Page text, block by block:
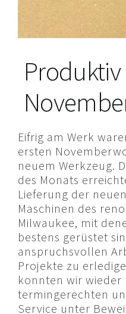
Eifrig am Werk
ersten
neuem Werkzeug.
des Monats
Lieferung der
Maschinen des
Milwaukee, mit
bestens gerüstet
anspruchsvollen
Projekte zu
konnten wir wieder
termingerechten
Service unter